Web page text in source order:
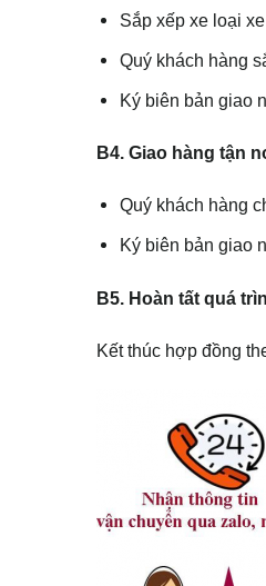
Sắp xếp xe loại
Quý khách hàng
Ký biên bản giao
B4. Giao hàng tận
Quý khách hàng
Ký biên bản giao
B5. Hoàn tất quá
Kết thúc hợp đồng